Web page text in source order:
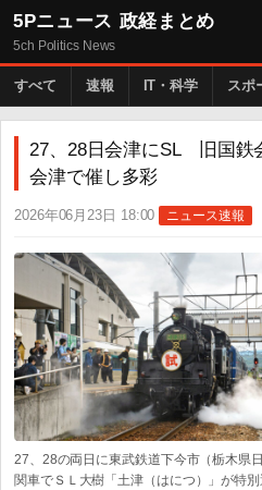
5Pニュース 政経まとめ
5ch Politics News
すべて 速報 IT・科学 スポ
27、28日会津にSL 旧国
会津で催し多彩
2026年06月23日 18:00 ニュース速報
27、28の両日に東武鉄道下今市（栃木県
関車でＳＬ大樹「土津（はにつ）」が特